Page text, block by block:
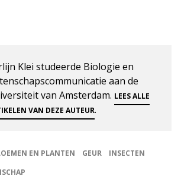
Klei studeerde Biologie en
aan de
van Amsterdam. LEES ALLE
VAN DEZE AUTEUR.
EN PLANTEN GEUR
INSECTEN